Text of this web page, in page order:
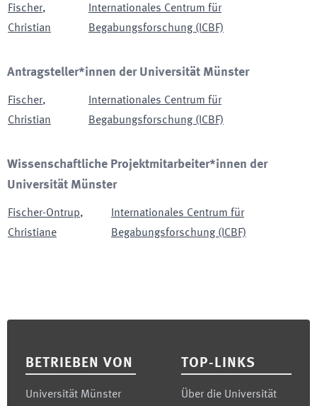
Fischer,
Christian
Internationales Centrum für
Begabungsforschung (ICBF)
Antragsteller*innen der Universität Münster
Fischer,
Christian
Internationales Centrum für
Begabungsforschung (ICBF)
Wissenschaftliche Projektmitarbeiter*innen der
Universität Münster
Fischer-Ontrup,
Christiane
Internationales Centrum für
Begabungsforschung (ICBF)
BETRIEBEN VON
Universität Münster
TOP-LINKS
Über die Universität